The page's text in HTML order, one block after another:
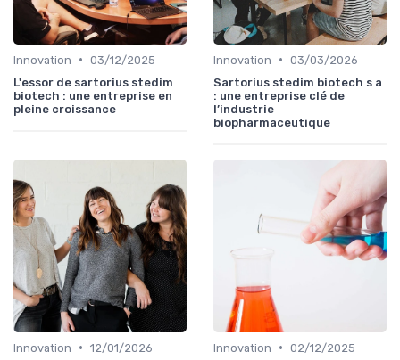
Innovation • 03/12/2025
L'essor de sartorius stedim
biotech : une entreprise en
pleine croissance
Innovation • 03/03/2026
Sartorius stedim biotech s a
: une entreprise clé de
l’industrie
biopharmaceutique
Innovation • 12/01/2026
Innovation • 02/12/2025